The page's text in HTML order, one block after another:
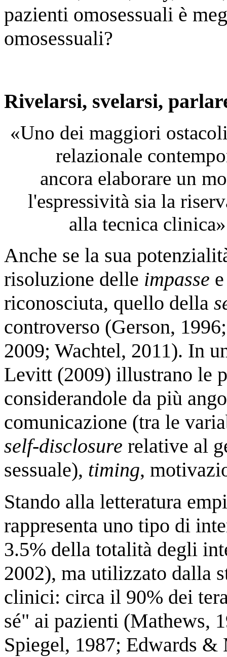
pazienti omosessuali è
omosessuali?
Rivelarsi, svelarsi,
«Uno dei maggiori
relazionale
ancora elaborare un
l'espressività sia la
alla tecnica
Anche se la sua
risoluzione delle impasse
riconosciuta, quello della
controverso (Gerson,
2009; Wachtel, 2011). In
Levitt (2009) illustrano le
considerandole da più
comunicazione (tra le
self-disclosure relative al
sessuale), timing,
Stando alla letteratura
rappresenta uno tipo di
3.5% della totalità degli
2002), ma utilizzato dalla
clinici: circa il 90% dei
sé" ai pazienti (Mathews,
Spiegel, 1987; Edwards